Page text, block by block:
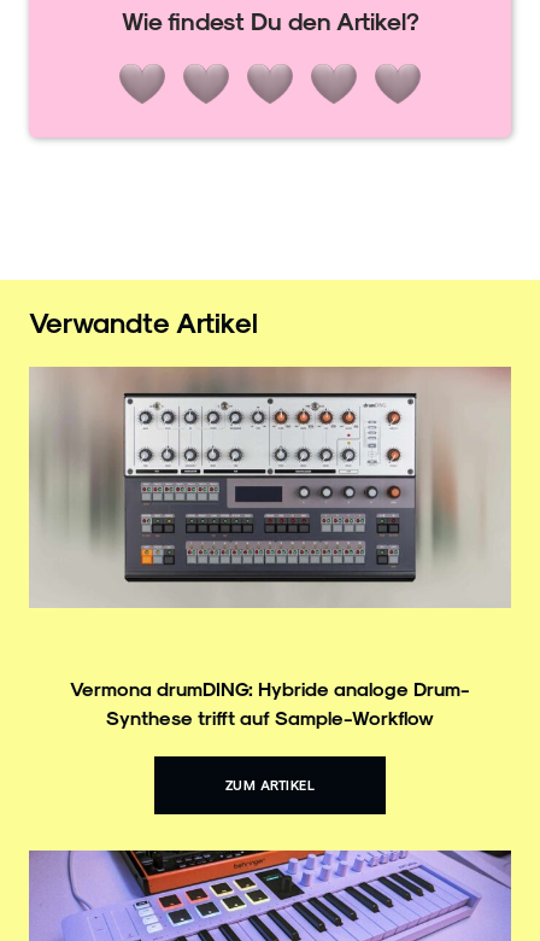
Wie findest Du den Artikel?
Verwandte Artikel
Vermona drumDING: Hybride analoge Drum-
Synthese trifft auf Sample-Workflow
ZUM ARTIKEL